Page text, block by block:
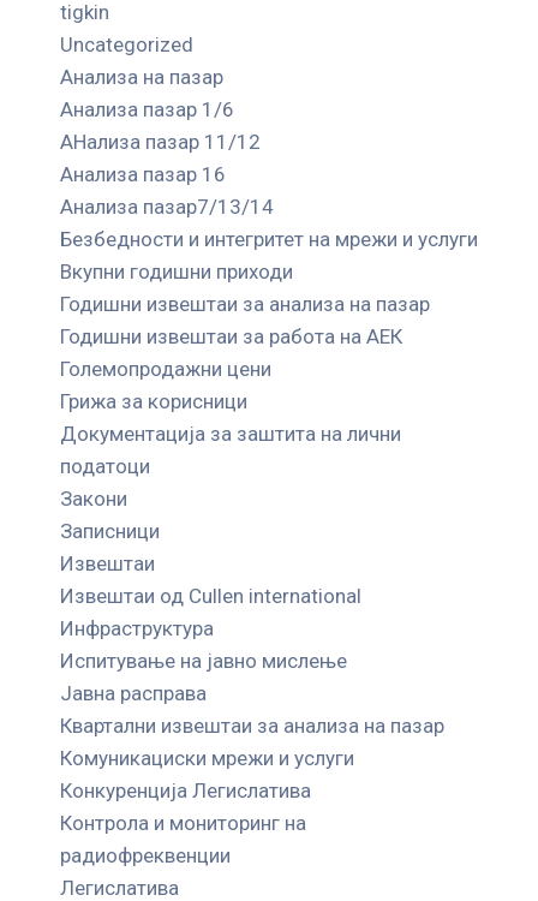
tigkin
Uncategorized
Анализа на пазар
Анализа пазар 1/6
АНализа пазар 11/12
Анализа пазар 16
Анализа пазар7/13/14
Безбедности и интегритет на мрежи и услуги
Вкупни годишни приходи
Годишни извештаи за анализа на пазар
Годишни извештаи за работа на АЕК
Големопродажни цени
Грижа за корисници
Документација за заштита на лични
податоци
Закони
Записници
Извештаи
Извештаи од Cullen international
Инфраструктура
Испитување на јавно мислење
Јавна расправа
Квартални извештаи за анализа на пазар
Комуникациски мрежи и услуги
Конкуренција Легислатива
Контрола и мониторинг на
радиофреквенции
Легислатива